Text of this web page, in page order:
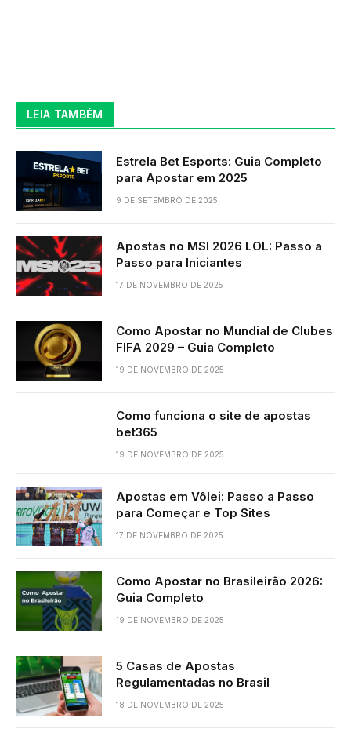
LEIA TAMBÉM
Estrela Bet Esports: Guia Completo
para Apostar em 2025
9 DE SETEMBRO DE 2025
Apostas no MSI 2026 LOL: Passo a
Passo para Iniciantes
17 DE NOVEMBRO DE 2025
Como Apostar no Mundial de Clubes
FIFA 2029 – Guia Completo
19 DE NOVEMBRO DE 2025
Como funciona o site de apostas
bet365
19 DE NOVEMBRO DE 2025
Apostas em Vôlei: Passo a Passo
para Começar e Top Sites
17 DE NOVEMBRO DE 2025
Como Apostar no Brasileirão 2026:
Guia Completo
19 DE NOVEMBRO DE 2025
5 Casas de Apostas
Regulamentadas no Brasil
18 DE NOVEMBRO DE 2025